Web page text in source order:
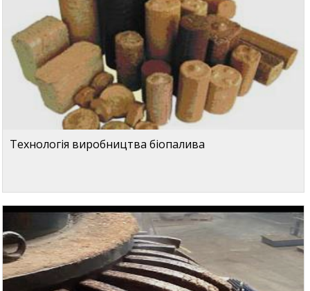
Технологія виробництва біопалива